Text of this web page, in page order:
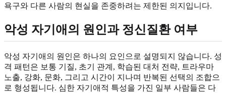
욕구와 다른 사람의 현실을 존중하려는 제한된 의지입니다.
악성 자기애의 원인과 정신질환 여부
악성 자기애의 원인은 하나의 요인으로 설명되지 않습니다. 성
격 패턴은 보통 기질, 초기 관계, 학습된 대처 전략, 트라우마
노출, 강화, 문화, 그리고 시간이 지나며 반복된 선택의 조합으
로 형성됩니다. 심한 자기애적 특성을 가진 일부 사람들은 다